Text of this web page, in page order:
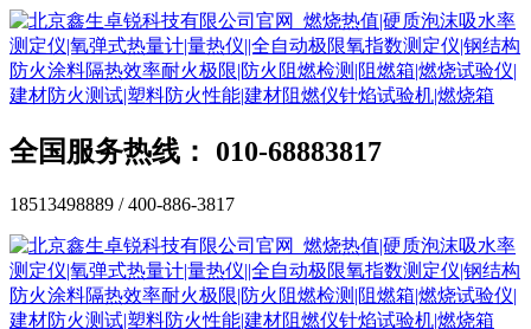
全国服务热线： 010-68883817
18513498889 / 400-886-3817